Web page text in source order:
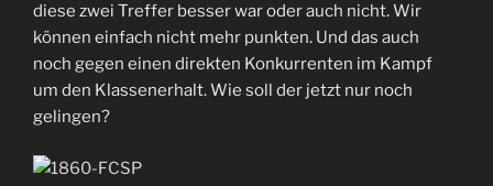
diese zwei Treffer besser war oder auch nicht. Wir
können einfach nicht mehr punkten. Und das auch
noch gegen einen direkten Konkurrenten im Kampf
um den Klassenerhalt. Wie soll der jetzt nur noch
gelingen?